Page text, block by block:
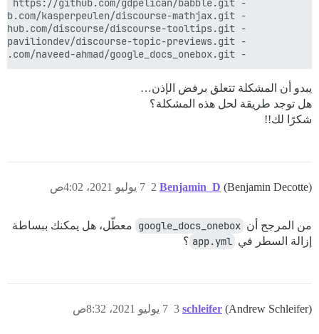
          - sudo -E -u discourse git clone https://github.com/naveed-ahmad/google_docs_onebox.git
يبدو أن المشكلة تتعلق برفض الإذن…
هل توجد طريقة لحل هذه المشكلة؟
شكرًا لك!!
Benjamin_D (Benjamin Decotte) 7 يوليو 2021، 4:02ص 2
من المرجح أن google_docs_onebox معطّل، هل يمكنك ببساطة
إزالة السطر في app.yml ؟
schleifer (Andrew Schleifer) 7 يوليو 2021، 8:32ص 3